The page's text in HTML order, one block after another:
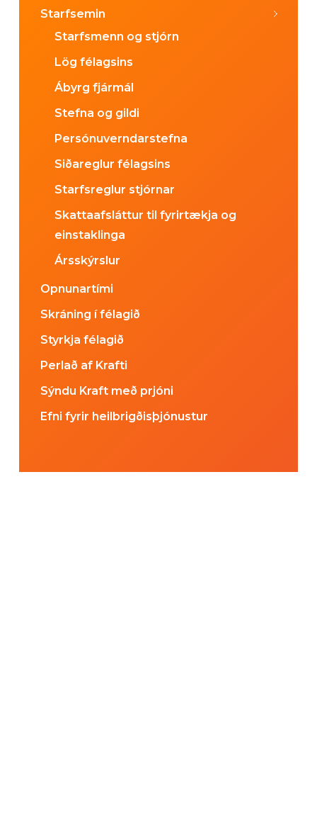
Starfsemin
Starfsmenn og stjórn
Lög félagsins
Ábyrg fjármál
Stefna og gildi
Persónuverndarstefna
Siðareglur félagsins
Starfsreglur stjórnar
Skattaafsláttur til fyrirtækja og
einstaklinga
Ársskýrslur
Opnunartími
Skráning í félagið
Styrkja félagið
Perlað af Krafti
Sýndu Kraft með prjóni
Efni fyrir heilbrigðisþjónustur